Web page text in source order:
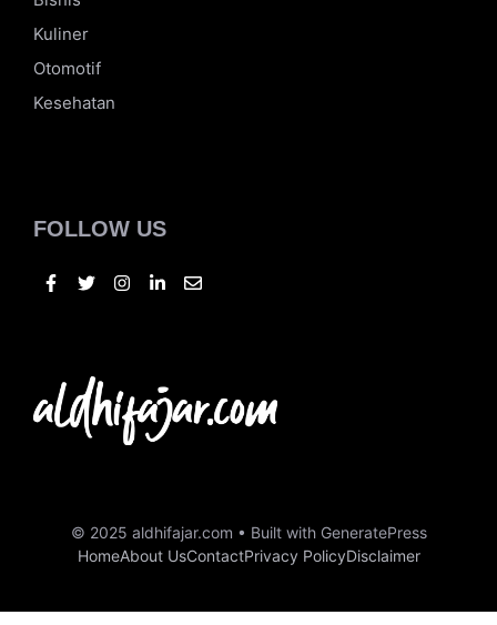
Lifestyle
Traveling
Tekno
Kesehatan